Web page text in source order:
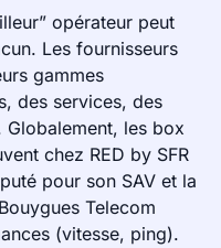
opérateur peut
Les fournisseurs
gammes
des services, des
les box
chez RED by SFR
pour son SAV et la
Telecom
(vitesse, ping).